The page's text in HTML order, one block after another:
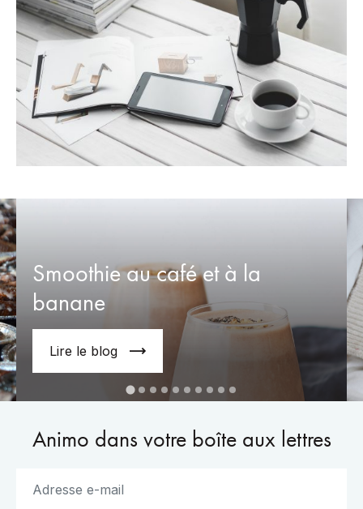
Smoothie au café et à la
banane
Lire le blog
Animo dans votre boîte aux lettres